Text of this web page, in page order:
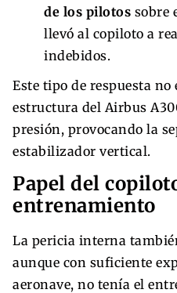
de los pilotos sobre
llevó al copiloto a
indebidos.
Este tipo de respuesta
estructura del Airbus
presión, provocando la
estabilizador vertical.
Papel del
entrenamiento
La pericia interna
aunque con suficiente
aeronave, no tenía el